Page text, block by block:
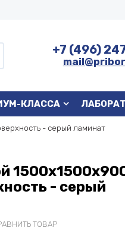
+7 (496)
КЛАССА
- серый ламинат
- серый
ТОВАР